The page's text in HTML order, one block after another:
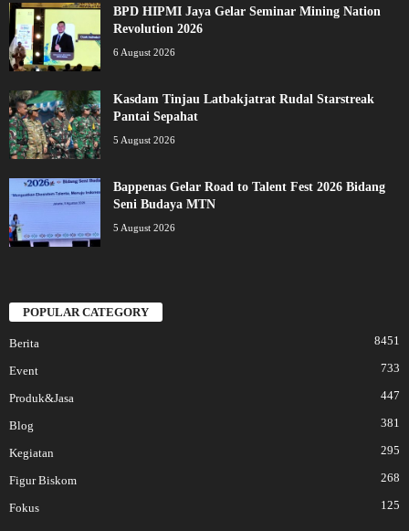
BPD HIPMI Jaya Gelar Seminar Mining Nation
Revolution 2026
6 August 2026
Kasdam Tinjau Latbakjatrat Rudal Starstreak
Pantai Sepahat
5 August 2026
Bappenas Gelar Road to Talent Fest 2026 Bidang
Seni Budaya MTN
5 August 2026
POPULAR CATEGORY
Berita 8451
Event 733
Produk&Jasa 447
Blog 381
Kegiatan 295
Figur Biskom 268
Fokus 125